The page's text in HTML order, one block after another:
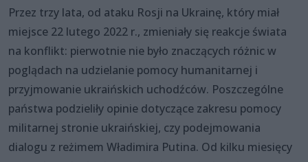
Przez trzy lata, od ataku Rosji na Ukrainę, który miał
miejsce 22 lutego 2022 r., zmieniały się reakcje świata
na konflikt: pierwotnie nie było znaczących różnic w
poglądach na udzielanie pomocy humanitarnej i
przyjmowanie ukraińskich uchodźców. Poszczególne
państwa podzieliły opinie dotyczące zakresu pomocy
militarnej stronie ukraińskiej, czy podejmowania
dialogu z reżimem Władimira Putina. Od kilku miesięcy